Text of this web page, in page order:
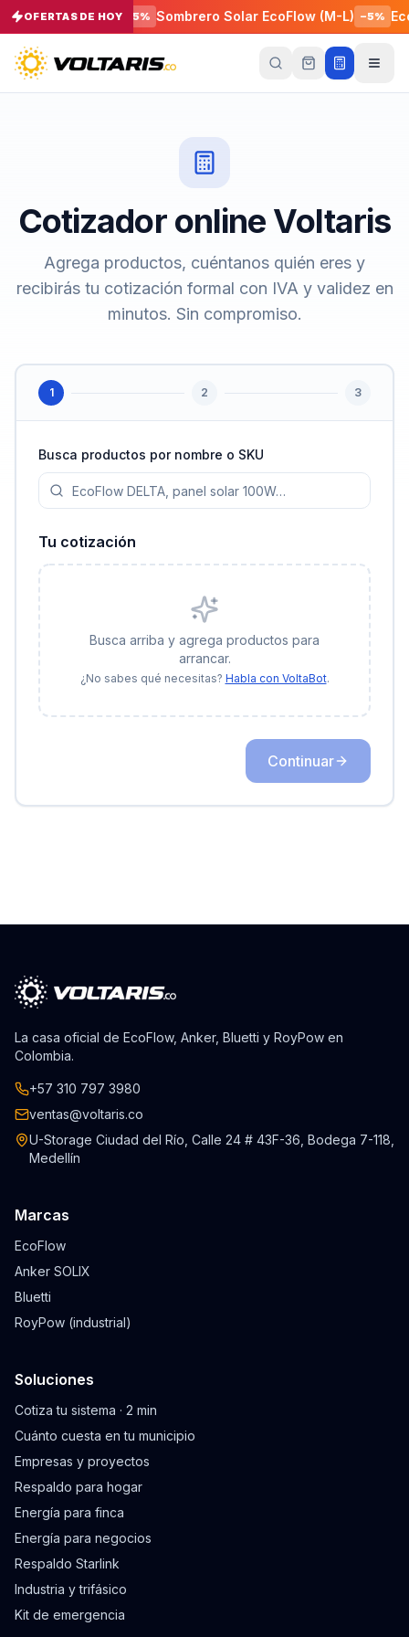
OFERTAS DE HOY
160W EcoFlow − % Sombrero Solar EcoFlow (M-L) − 5%
Cotizador online Voltaris
Agrega productos, cuéntanos quién eres y
recibirás tu cotización formal con IVA y validez en
minutos. Sin compromiso.
1 2 3
Busca productos por nombre o SKU
Tu cotización
Busca arriba y agrega productos para
arrancar.
¿No sabes qué necesitas? Habla con VoltaBot.
Continuar
La casa oficial de EcoFlow, Anker, Bluetti y RoyPow en
Colombia.
+57 310 797 3980
ventas@voltaris.co
U-Storage Ciudad del Río, Calle 24 # 43F-36, Bodega 7-118,
Medellín
Marcas
EcoFlow
Anker SOLIX
Bluetti
RoyPow (industrial)
Soluciones
Cotiza tu sistema · 2 min
Cuánto cuesta en tu municipio
Empresas y proyectos
Respaldo para hogar
Energía para finca
Energía para negocios
Respaldo Starlink
Industria y trifásico
Kit de emergencia
Tu
Vacío
Agrega
y
productos